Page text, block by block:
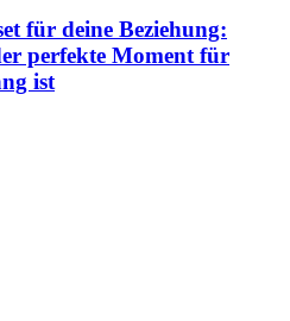
für deine Beziehung:
perfekte Moment für
ist